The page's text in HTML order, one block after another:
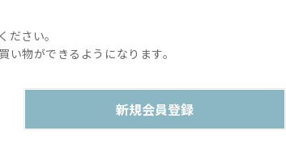
さい。
物ができるようになります。